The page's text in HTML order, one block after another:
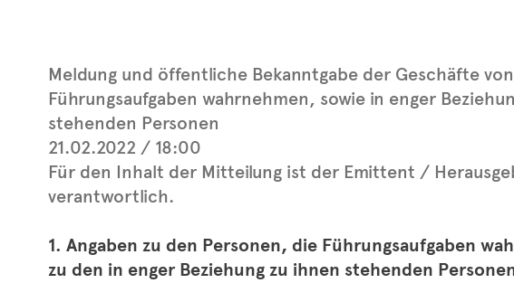
Meldung und öffentliche Bekanntgabe der Geschäfte
Führungsaufgaben wahrnehmen, sowie in enger
stehenden Personen
21.02.2022 / 18:00
Für den Inhalt der Mitteilung ist der Emittent /
verantwortlich.
1. Angaben zu den Personen, die Führungsaufgaben
zu den in enger Beziehung zu ihnen stehenden